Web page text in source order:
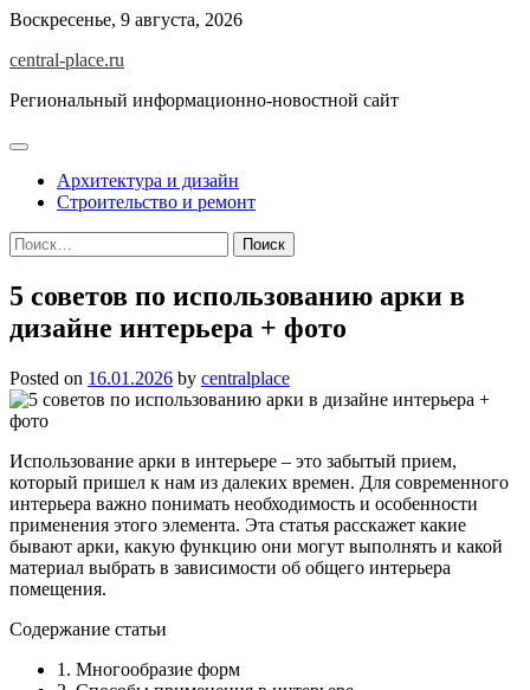
Skip
content
Воскресенье, 9 августа, 2026
central-place.ru
Региональный информационно-новостной сайт
Архитектура и дизайн
Строительство и ремонт
Найти:
5 советов по использованию арки в
дизайне интерьера + фото
Posted on 16.01.2026 by centralplace
Использование арки в интерьере – это забытый прием,
который пришел к нам из далеких времен. Для современного
интерьера важно понимать необходимость и особенности
применения этого элемента. Эта статья расскажет какие
бывают арки, какую функцию они могут выполнять и какой
материал выбрать в зависимости об общего интерьера
помещения.
Содержание статьи
1. Многообразие форм